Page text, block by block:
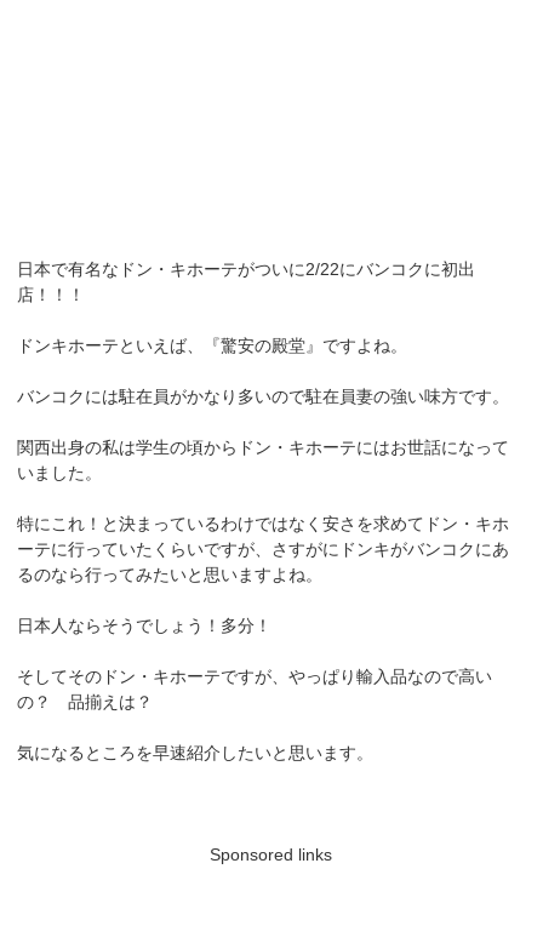
日本で有名なドン・キホーテがついに2/22にバンコクに初出
店！！！
ドンキホーテといえば、『驚安の殿堂』ですよね。
バンコクには駐在員がかなり多いので駐在員妻の強い味方です。
関西出身の私は学生の頃からドン・キホーテにはお世話になって
いました。
特にこれ！と決まっているわけではなく安さを求めてドン・キホ
ーテに行っていたくらいですが、さすがにドンキがバンコクにあ
るのなら行ってみたいと思いますよね。
日本人ならそうでしょう！多分！
そしてそのドン・キホーテですが、やっぱり輸入品なので高い
の？ 品揃えは？
気になるところを早速紹介したいと思います。
Sponsored links